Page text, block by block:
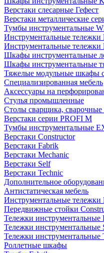
Верстаки слесарные Гефест
Верстаки металлические
Тумбы инструментальные
Инструментальные
Инструментальные
Шкафы инструментальные
Шкафы инструментальные
Тяжелые модульные шкафы
Cпециализированная мебель
Аксессуары на
Стулья промышленные
Столы сварщика, сварочные
Верстаки серии PROFI M
Тумбы инструментальные
Верстаки Constructor
Верстаки Fabrik
Верстаки Mechanic
Верстаки Self
Верстаки Technic
Дополнительное
Антистатическая мебель
Инструментальные тележки
Передвижные стойки
Тележки инструментальные
Тележки инструментальные
Тележки инструментальные
Роллетные шкафы